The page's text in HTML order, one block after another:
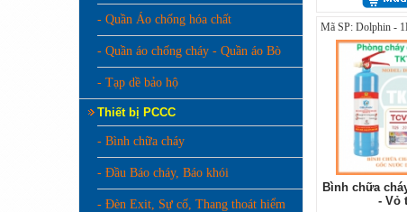
- Quần Áo chống hóa chất
- Quần áo chống cháy - Quần áo Bò
- Tạp dề bảo hộ
Thiết bị PCCC
- Bình chữa cháy
- Đầu Báo cháy, Báo khói
- Đèn Exit, Sự cố, Thang thoát hiểm
Mã SP: Dolphin -
Bình chữa
- Vỏ